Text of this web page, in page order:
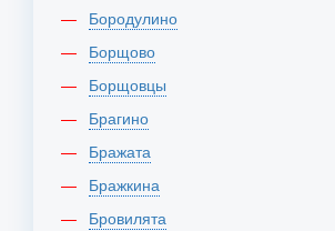
Бородулино
Борщово
Борщовцы
Брагино
Бражата
Бражкина
Бровилята